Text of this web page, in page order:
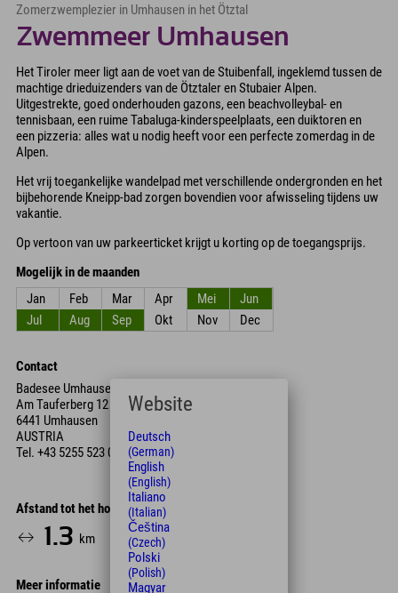
Zomerzwemplezier in Umhausen in het Ötztal
Zwemmeer Umhausen
Het Tiroler meer ligt aan de voet van de Stuibenfall, ingeklemd tussen de
machtige drieduizenders van de Ötztaler en Stubaier Alpen.
Uitgestrekte, goed onderhouden gazons, een beachvolleybal- en
tennisbaan, een ruime Tabaluga-kinderspeelplaats, een duiktoren en
een pizzeria: alles wat u nodig heeft voor een perfecte zomerdag in de
Alpen.
Het vrij toegankelijke wandelpad met verschillende ondergronden en het
bijbehorende Kneipp-bad zorgen bovendien voor afwisseling tijdens uw
vakantie.
Op vertoon van uw parkeerticket krijgt u korting op de toegangsprijs.
Mogelijk in de maanden
Jan
Feb Mar Apr Mei
Jun
Jul
Aug Sep Okt Nov Dec
Contact
Badesee Umhausen
Am Tauferberg 12
6441 Umhausen
AUSTRIA
Tel. +43 5255 523 030
Afstand tot het hotel
1.3 km 4 Min.
Meer informatie
Website
Deutsch
(German)
English
(English)
Italiano
(Italian)
Čeština
(Czech)
Polski
(Polish)
Magyar